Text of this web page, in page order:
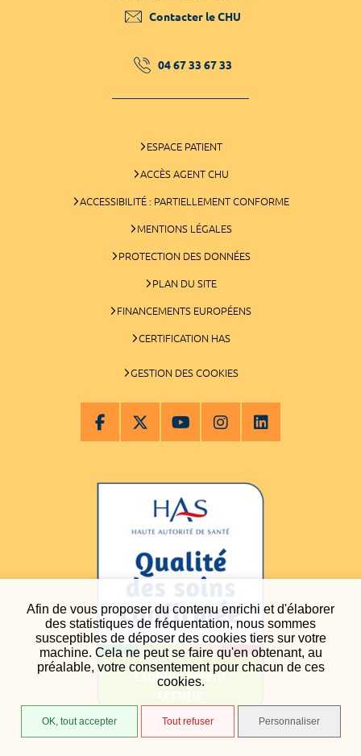
Afin de vous proposer du contenu enrichi et d'élaborer
des statistiques de fréquentation, nous sommes
susceptibles de déposer des cookies tiers sur votre
machine. Cela ne peut se faire qu'en obtenant, au
préalable, votre consentement pour chacun de ces
cookies.
OK, tout accepter Tout refuser Personnaliser
Contacter le CHU
04 67 33 67 33
ESPACE PATIENT
ACCÈS AGENT CHU
ACCESSIBILITÉ : PARTIELLEMENT CONFORME
MENTIONS LÉGALES
PROTECTION DES DONNÉES
PLAN DU SITE
FINANCEMENTS EUROPÉENS
CERTIFICATION HAS
GESTION DES COOKIES